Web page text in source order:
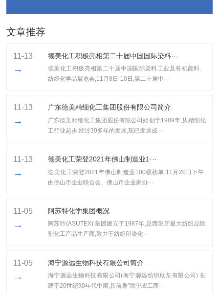
文章推荐
11-13
→
德美化工积极亮相第二十届中国国际染料···
德美化工积极亮相第二十届中国国际染料工业及有机颜料、
纺织化学品展览会,11月8日-10日,第二十届中···
11-13
→
广东德美精细化工集团股份有限公司简介
广东德美精细化工集团股份有限公司始创于1989年,从精细化
工行业起步,经过30多年的发展,现已发展成···
11-13
→
​德美化工荣登2021年佛山制造业1···
​德美化工荣登2021年佛山制造业100强榜单,11月20日下午,
由佛山市企业联合会、佛山市企业家协···
11-05
→
阿苏特化学集团概况
阿苏特(ASUTEX) 集团建立于1987年,是西班牙最大纺织品助
剂化工产品生产商,致力于纺织印染化···
11-05
→
海宁源远生物科技有限公司简介
海宁源远生物科技有限公司(海宁源远纺织助剂有限公司) 创
建于20世纪90年代中期,其前身"海宁农工商···